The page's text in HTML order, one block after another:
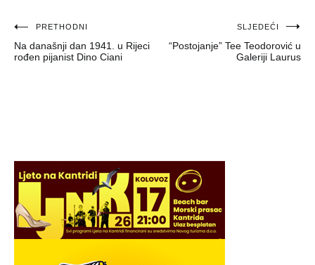
Navigacija
objava
PRETHODNI
Na današnji dan 1941. u Rijeci
rođen pijanist Dino Ciani
SLJEDEĆI
“Postojanje” Tee Teodorović u
Galeriji Laurus